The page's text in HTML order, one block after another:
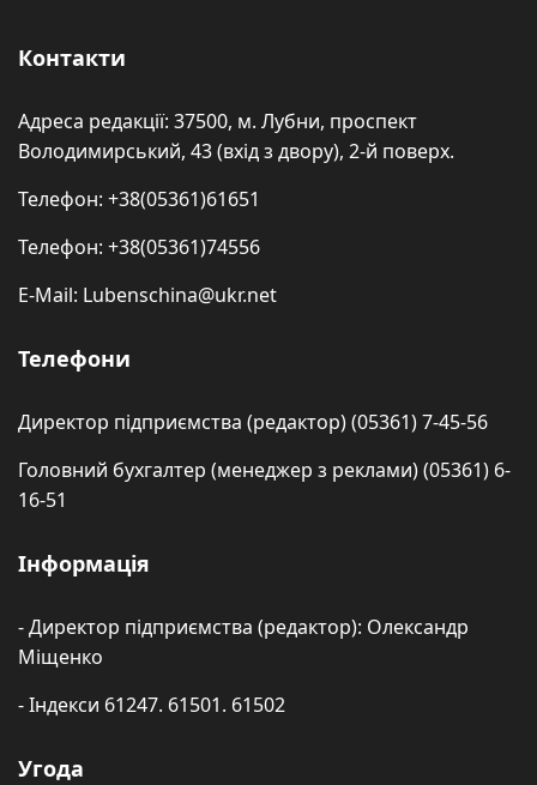
Контакти
Адреса редакції: 37500, м. Лубни, проспект
Володимирський, 43 (вхід з двору), 2-й поверх.
Телефон: +38(05361)61651
Телефон: +38(05361)74556
E-Mail: Lubenschina@ukr.net
Телефони
Директор підприємства (редактор) (05361) 7-45-56
Головний бухгалтер (менеджер з реклами) (05361) 6-
16-51
Інформація
- Директор підприємства (редактор): Олександр
Міщенко
- Індекси 61247. 61501. 61502
Угода